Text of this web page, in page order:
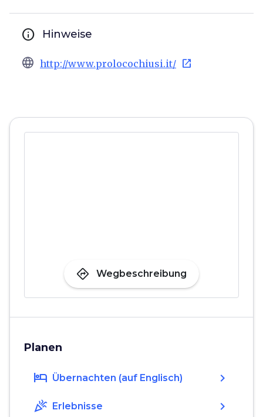
info Hinweise
language http://www.prolocochiusi.it/ open_in_new
directions Wegbeschreibung
Planen
hotel Übernachten (auf Englisch) chevron_right
celebration Erlebnisse chevron_right